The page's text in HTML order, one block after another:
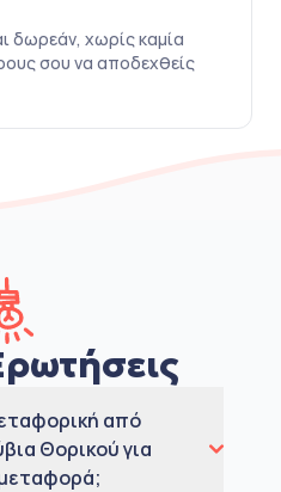
δωρεάν, χωρίς καμία
σου να αποδεχθείς
από
Θορικού για